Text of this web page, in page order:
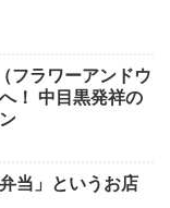
フラワーアンドウ
！ 中目黒発祥の
当」というお店